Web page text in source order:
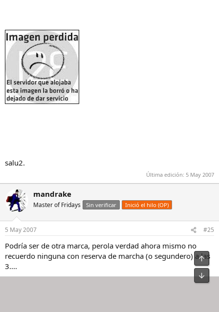
salu2.
Última edición: 5 May 2007
mandrake
Master of Fridays Sin verificar Inició el hilo (OP)
5 May 2007 #25
Podría ser de otra marca, perola verdad ahora mismo no
recuerdo ninguna con reserva de marcha (o segundero) a las
3....
Pie